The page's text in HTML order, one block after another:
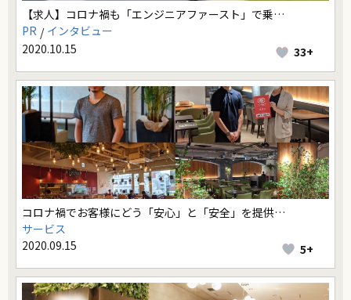
【求人】コロナ禍も「エンジニアファースト」で乗…
PR
インタビュー
2020.10.15
33+
コロナ禍でお客様にどう「安心」と「安全」を提供…
サービス
2020.09.15
5+